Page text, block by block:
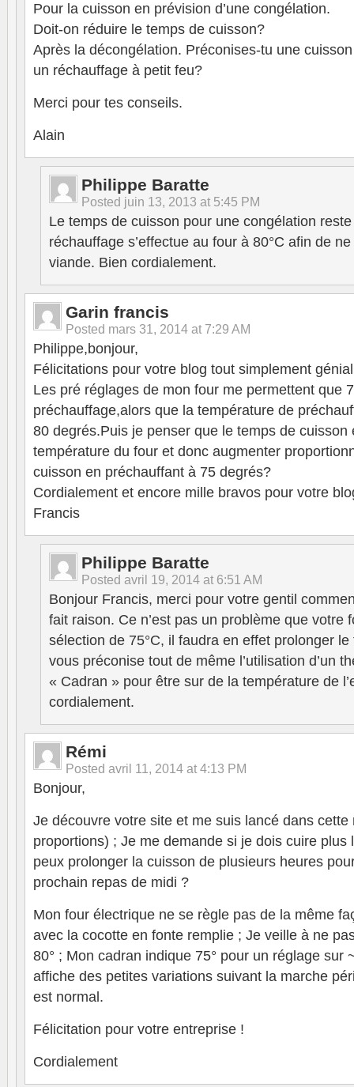
Pour la cuisson en prévision d’une congélation.
Doit-on réduire le temps de cuisson?
Après la décongélation. Préconises-tu une
un réchauffage à petit feu?
Merci pour tes conseils.
Alain
Philippe Baratte
Posted juin 13, 2013 at 5:45 PM
Le temps de cuisson pour une congélation
réchauffage s’effectue au four à 80°C afin de
viande. Bien cordialement.
Garin francis
Posted mars 31, 2014 at 7:29 AM
Philippe,bonjour,
Félicitations pour votre blog tout simplement
Les pré réglages de mon four me permettent que
préchauffage,alors que la température de
80 degrés.Puis je penser que le temps de cuisson
température du four et donc augmenter
cuisson en préchauffant à 75 degrés?
Cordialement et encore mille bravos pour votre
Francis
Philippe Baratte
Posted avril 19, 2014 at 6:51 AM
Bonjour Francis, merci pour votre gentil
fait raison. Ce n’est pas un problème que votre
sélection de 75°C, il faudra en effet prolonger
vous préconise tout de même l’utilisation d’un
« Cadran » pour être sur de la température de
cordialement.
Rémi
Posted avril 11, 2014 at 4:13 PM
Bonjour,
Je découvre votre site et me suis lancé dans cette
proportions) ; Je me demande si je dois cuire plus
peux prolonger la cuisson de plusieurs heures
prochain repas de midi ?
Mon four électrique ne se règle pas de la même
avec la cocotte en fonte remplie ; Je veille à ne
80° ; Mon cadran indique 75° pour un réglage sur
affiche des petites variations suivant la marche
est normal.
Félicitation pour votre entreprise !
Cordialement